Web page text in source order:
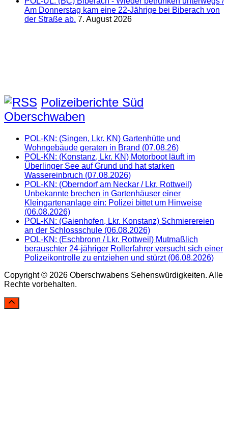
Am Donnerstag kam eine 22-Jährige bei Biberach von
der Straße ab. 7. August 2026
Polizeiberichte Süd
Oberschwaben
POL-KN: (Singen, Lkr. KN) Gartenhütte und
Wohngebäude geraten in Brand (07.08.26)
POL-KN: (Konstanz, Lkr. KN) Motorboot läuft im
Überlinger See auf Grund und hat starken
Wassereinbruch (07.08.2026)
POL-KN: (Oberndorf am Neckar / Lkr. Rottweil)
Unbekannte brechen in Gartenhäuser einer
Kleingartenanlage ein: Polizei bittet um Hinweise
(06.08.2026)
POL-KN: (Gaienhofen, Lkr. Konstanz) Schmierereien
an der Schlossschule (06.08.2026)
POL-KN: (Eschbronn / Lkr. Rottweil) Mutmaßlich
berauschter 24-jähriger Rollerfahrer versucht sich einer
Polizeikontrolle zu entziehen und stürzt (06.08.2026)
Copyright © 2026 Oberschwabens Sehenswürdigkeiten. Alle
Rechte vorbehalten.